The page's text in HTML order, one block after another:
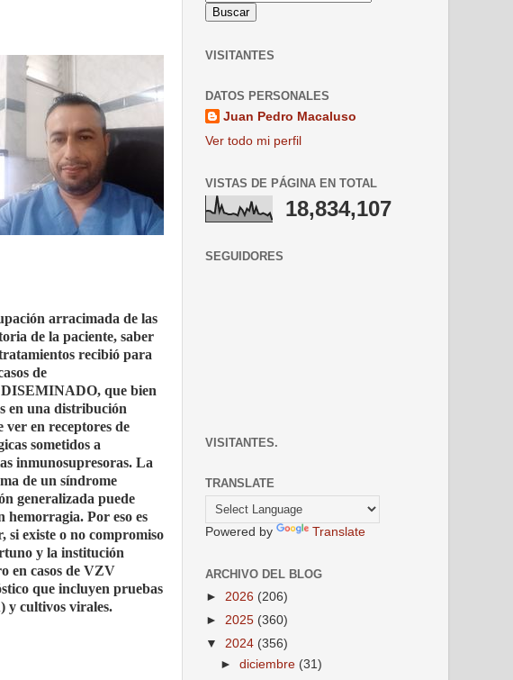
arracimada de las
de la paciente, saber
recibió para
de
que bien
en una distribución
ver en receptores de
sometidos a
inmunosupresoras. La
de un síndrome
generalizada puede
hemorragia. Por eso es
si existe o no compromiso
y la institución
en casos de VZV
que incluyen pruebas
y cultivos virales.
VISITANTES
DATOS PERSONALES
Juan Pedro Macaluso
Ver todo mi perfil
VISTAS DE PÁGINA EN TOTAL
18,834,107
SEGUIDORES
VISITANTES.
TRANSLATE
Powered by Translate
ARCHIVO DEL BLOG
► 2026 (206)
► 2025 (360)
▼ 2024 (356)
►diciembre (31)